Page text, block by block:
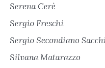
Serena Cerè
Sergio Freschi
Sergio Secondiano
Silvana Matarazzo